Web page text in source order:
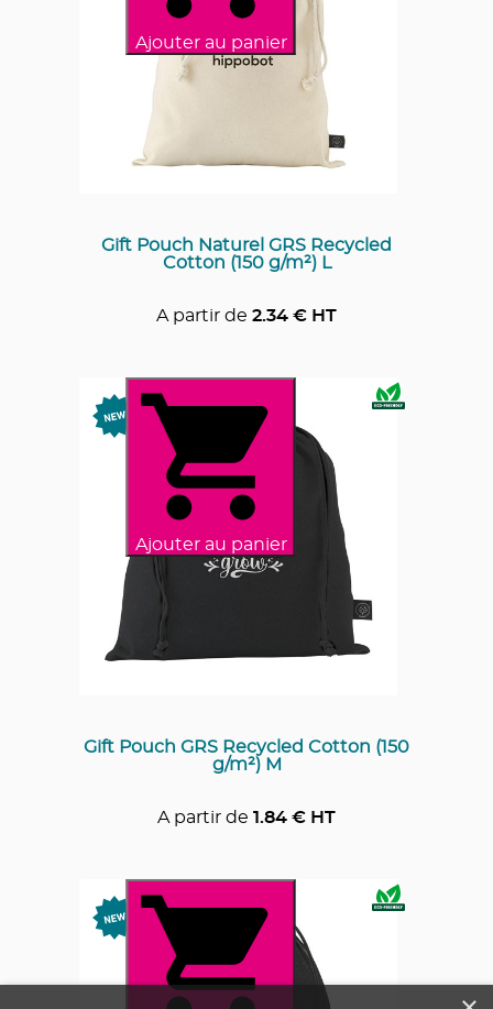
Ajouter au panier
Gift Pouch Naturel GRS Recycled
Cotton (150 g/m²) L
A partir de 2.34 € HT
Ajouter au panier
Gift Pouch GRS Recycled Cotton (150
g/m²) M
A partir de 1.84 € HT